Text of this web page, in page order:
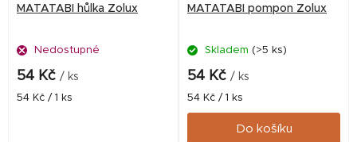
MATATABI hůlka Zolux
Nedostupné
54 Kč / ks
Měrná
54 Kč / 1 ks
MATATABI pompon Zolux
Skladem (>5 ks)
54 Kč / ks
Měrná
cena:
54 Kč / 1 ks
Do košíku